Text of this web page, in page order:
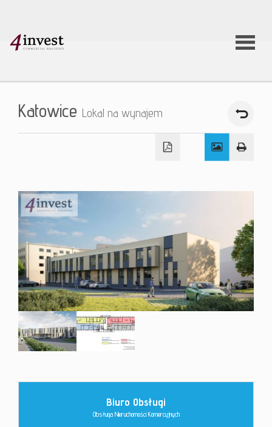
O firmie
Kontakt
Katowice Lokal na wynajem
Biuro Obsługi
Obsługa Nieruchomości Komercyjnych